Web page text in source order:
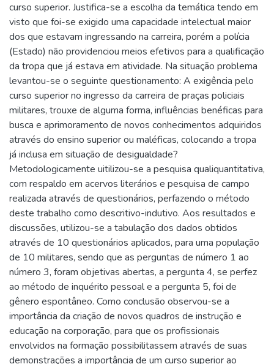
curso superior. Justifica-se a escolha da temática tendo em
visto que foi-se exigido uma capacidade intelectual maior
dos que estavam ingressando na carreira, porém a polícia
(Estado) não providenciou meios efetivos para a qualificação
da tropa que já estava em atividade. Na situação problema
levantou-se o seguinte questionamento: A exigência pelo
curso superior no ingresso da carreira de praças policiais
militares, trouxe de alguma forma, influências benéficas para
busca e aprimoramento de novos conhecimentos adquiridos
através do ensino superior ou maléficas, colocando a tropa
já inclusa em situação de desigualdade?
Metodologicamente uitilizou-se a pesquisa qualiquantitativa,
com respaldo em acervos literários e pesquisa de campo
realizada através de questionários, perfazendo o método
deste trabalho como descritivo-indutivo. Aos resultados e
discussões, utilizou-se a tabulação dos dados obtidos
através de 10 questionários aplicados, para uma população
de 10 militares, sendo que as perguntas de número 1 ao
número 3, foram objetivas abertas, a pergunta 4, se perfez
ao método de inquérito pessoal e a pergunta 5, foi de
gênero espontâneo. Como conclusão observou-se a
importância da criação de novos quadros de instrução e
educação na corporação, para que os profissionais
envolvidos na formação possibilitassem através de suas
demonstrações a importância de um curso superior ao